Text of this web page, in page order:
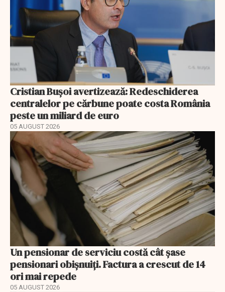
Cristian Bușoi avertizează: Redeschiderea
centralelor pe cărbune poate costa România
peste un miliard de euro
05 AUGUST 2026
Un pensionar de serviciu costă cât șase
pensionari obișnuiți. Factura a crescut de 14
ori mai repede
05 AUGUST 2026